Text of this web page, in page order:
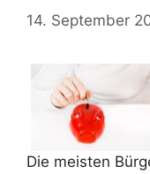
14. September
Die meisten